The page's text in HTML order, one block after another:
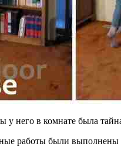
у него в комнате была
работы были выполнены